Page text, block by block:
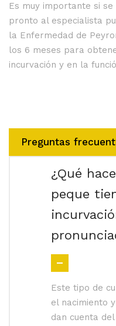
Es muy importante si
pronto al especialista
la Enfermedad de
los 6 meses para
incurvación y en la
Preguntas
¿Qué
peque
Este tipo de
el nacimiento
dan cuenta